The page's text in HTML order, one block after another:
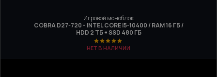
Игровой моноблок
COBRA D27-720 - INTEL CORE I5-10400 / RAM 16 ГБ /
HDD 2 ТБ + SSD 480 ГБ
НЕТ В НАЛИЧИИ